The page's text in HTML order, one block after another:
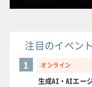
注目のイベン
オンライン
1
生成AI・AIエー